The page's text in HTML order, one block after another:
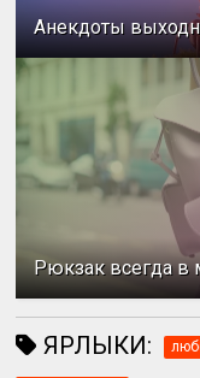
Анекдоты
Рюкзак всегда в
ЯРЛЫКИ: